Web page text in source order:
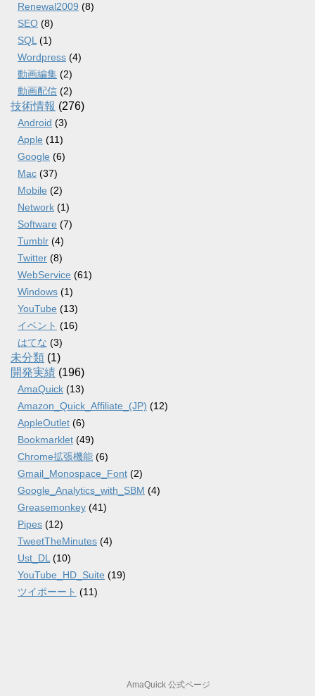
Renewal2009 (8)
SEO (8)
SQL (1)
Wordpress (4)
動画編集 (2)
動画配信 (2)
技術情報 (276)
Android (3)
Apple (11)
Google (6)
Mac (37)
Mobile (2)
Network (1)
Software (7)
Tumblr (4)
Twitter (8)
WebService (61)
Windows (1)
YouTube (13)
イベント (16)
はてな (3)
未分類 (1)
開発実績 (196)
AmaQuick (13)
Amazon_Quick_Affiliate_(JP) (12)
AppleOutlet (6)
Bookmarklet (49)
Chrome拡張機能 (6)
Gmail_Monospace_Font (2)
Google_Analytics_with_SBM (4)
Greasemonkey (41)
Pipes (12)
TweetTheMinutes (4)
Ust_DL (10)
YouTube_HD_Suite (19)
ツイポーート (11)
AmaQuick 公式ページ